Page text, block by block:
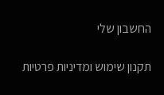
החשבון שלי
תקנון שימוש ומדיניות פרטיות